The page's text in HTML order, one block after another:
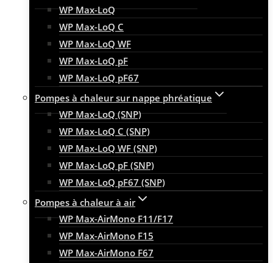
WP Max-LoQ
WP Max-LoQ C
WP Max-LoQ WF
WP Max-LoQ pF
WP Max-LoQ pF67
Pompes à chaleur sur nappe phréatique
WP Max-LoQ (SNP)
WP Max-LoQ C (SNP)
WP Max-LoQ WF (SNP)
WP Max-LoQ pF (SNP)
WP Max-LoQ pF67 (SNP)
Pompes à chaleur à air
WP Max-AirMono F11/F17
WP Max-AirMono F15
WP Max-AirMono F67